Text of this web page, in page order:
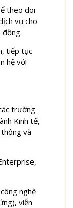
theo dõi
vụ cho
đồng.
tiếp tục
hệ với
trường
Kinh tế,
và
nghệ
viễn